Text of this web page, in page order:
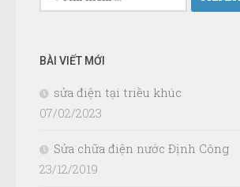
kiếm
BÀI VIẾT MỚI
sửa điện tại triều khúc
07/02/2023
Sửa chữa điện nước Định Công
23/12/2019